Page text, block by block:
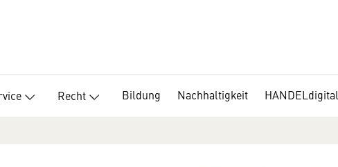
Recht Bildung Nachhaltigkeit HANDELdigital